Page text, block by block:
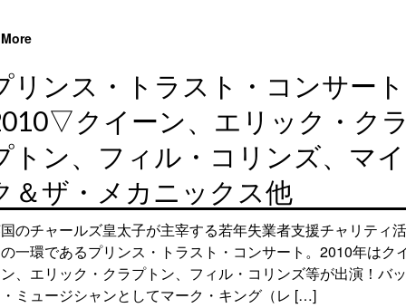
More
リンス・トラスト・コンサート
クイーン、エリック・ク
トン、フィル・コリンズ、マイ
＆ザ・メカニックス他
のチャールズ皇太子が主宰する若年失業者支援チャリティ活
一環であるプリンス・トラスト・コンサート。2010年はク
、エリック・クラプトン、フィル・コリンズ等が出演！バッ
ミュージシャンとしてマーク・キング（レ […]